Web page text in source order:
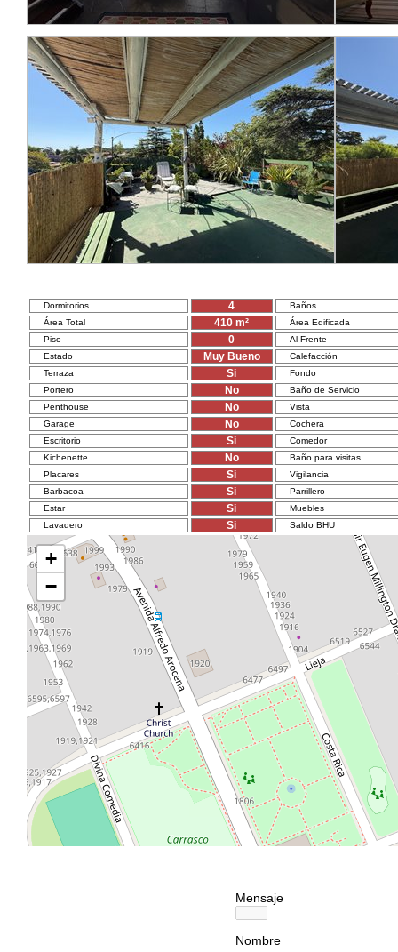
Dormitorios 4
Baños
Área Total
410 m²
Área Edificada
Piso
0
Al Frente
Estado
Muy Bueno
Calefacción
Terraza
Si
Fondo
Portero
No
Baño de Servicio
Penthouse
No
Vista
Garage
No
Cochera
Escritorio
Si
Comedor
Kichenette
No
Baño para visitas
Placares
Si
Vigilancia
Barbacoa
Si
Parrillero
Estar
Si
Muebles
Lavadero
Si Saldo BHU
+
−
Mensaje
Nombre